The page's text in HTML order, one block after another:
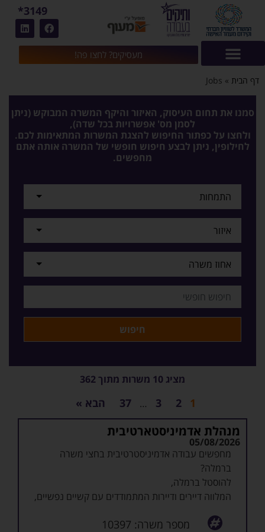
מעסיקים? לחצו פה!
3149*
דף הבית »
Jobs
סמנו את תחום העיסוק, האיזור והיקף המשרה המבוקש (ניתן
לסמן מס' אפשרויות בכל שדה),
ולחצו על כפתור החיפוש להצגת המשרות המתאימות לכם.
לחילופין, ניתן לבצע חיפוש חופשי של המשרה אותה אתם
מחפשים.
התמחות
איזור
אחוז משרה
מציג 10 משרות מתוך 362
1
2
3
…
37 הבא »
מנהלת אדמיניסטארטיבית
05/08/2026
מחפשים עבודה אדמיניסטרטיבית בחצי משרה
ברמלה?
להוסטל ברמלה,
המלווה דיירים ודיירות המתמודדים עם קשיים נפשיים,
הקלדת נתונים באקסל (יתרון משמעותי לידע
מספר משרה: 10397